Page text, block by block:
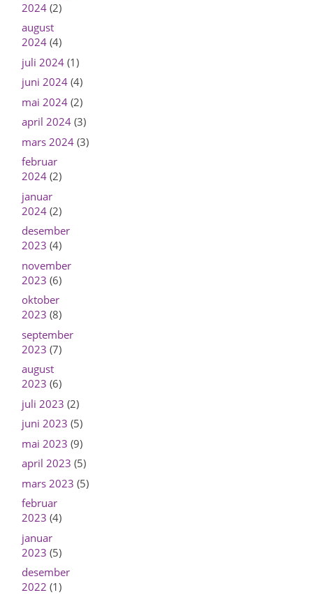
2024(2)
august
2024(4)
juli 2024(1)
juni 2024(4)
mai 2024(2)
april 2024(3)
mars 2024(3)
februar
2024(2)
januar
2024(2)
desember
2023 (4)
november
2023 (6)
oktober
2023 (8)
september
2023 (7)
august
2023 (6)
juli 2023 (2)
juni 2023 (5)
mai 2023 (9)
april 2023 (5)
mars 2023 (5)
februar
2023 (4)
januar
2023 (5)
desember
2022 (1)